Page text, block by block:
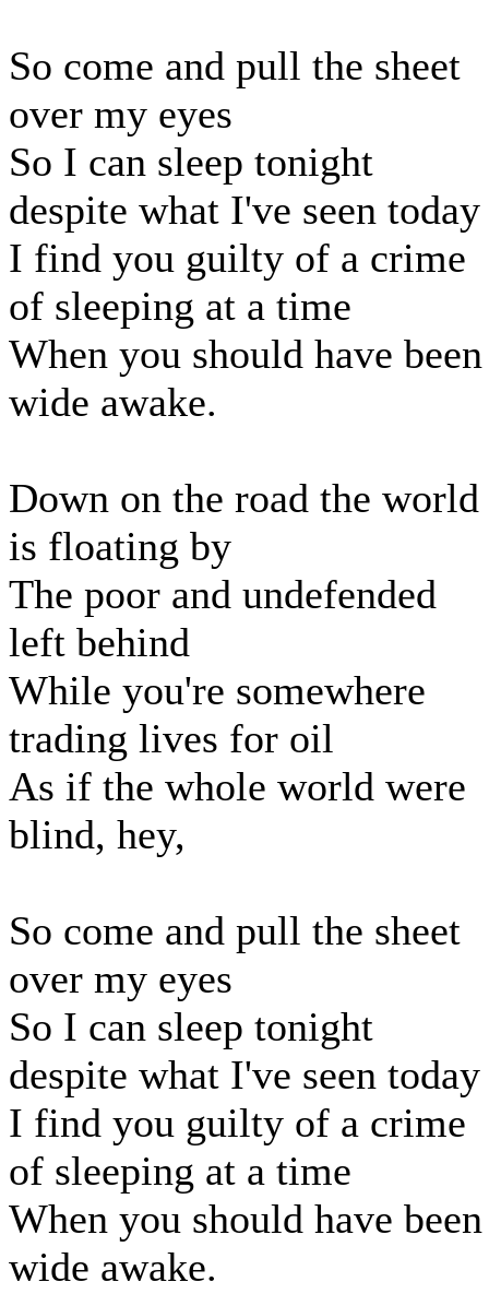
So come and pull the sheet
over my eyes
So I can sleep tonight
despite what I've seen today
I find you guilty of a crime
of sleeping at a time
When you should have been
wide awake.
Down on the road the world
is floating by
The poor and undefended
left behind
While you're somewhere
trading lives for oil
As if the whole world were
blind, hey,
So come and pull the sheet
over my eyes
So I can sleep tonight
despite what I've seen today
I find you guilty of a crime
of sleeping at a time
When you should have been
wide awake.